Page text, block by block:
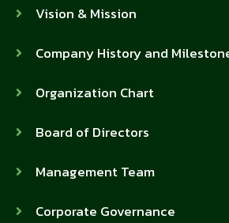
Vision & Mission
Company History and
Organization Chart
Board of Directors
Management Team
Corporate Governance